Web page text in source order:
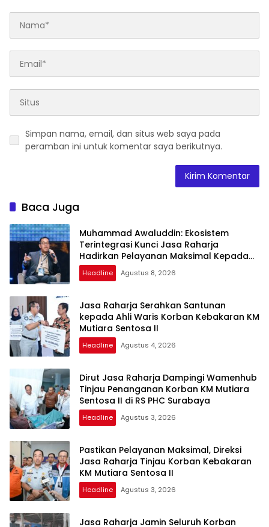
Simpan nama, email, dan situs web saya pada
peramban ini untuk komentar saya berikutnya.
Baca Juga
Muhammad Awaluddin: Ekosistem
Terintegrasi Kunci Jasa Raharja
Hadirkan Pelayanan Maksimal Kepada
Masyarakat
Headline Agustus 8, 2026
Jasa Raharja Serahkan Santunan
kepada Ahli Waris Korban Kebakaran KM
Mutiara Sentosa II
Headline Agustus 4, 2026
Dirut Jasa Raharja Dampingi Wamenhub
Tinjau Penanganan Korban KM Mutiara
Sentosa II di RS PHC Surabaya
Headline Agustus 3, 2026
Pastikan Pelayanan Maksimal, Direksi
Jasa Raharja Tinjau Korban Kebakaran
KM Mutiara Sentosa II
Headline Agustus 3, 2026
Jasa Raharja Jamin Seluruh Korban